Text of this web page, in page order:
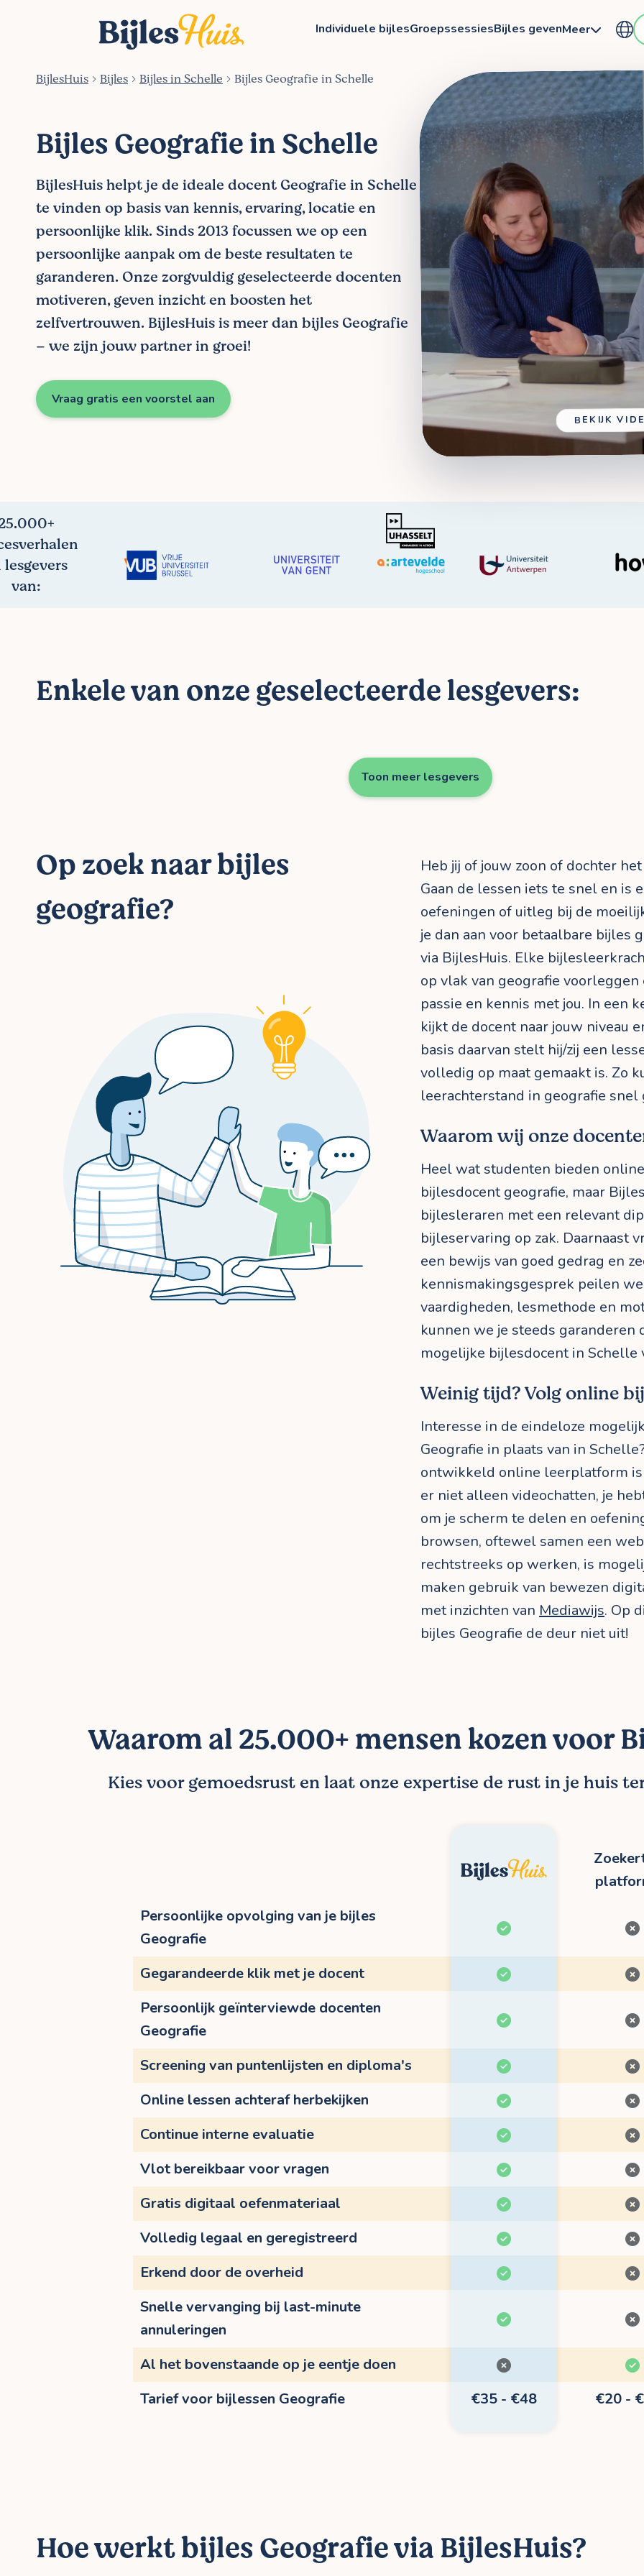
Individuele bijlesGroepssessiesBijles gevenMeer
BijlesHuis Bijles Bijles in Schelle Bijles Geografie in Schelle
Bijles Geografie in Schelle
BijlesHuis helpt je de ideale docent Geografie in Schelle
te vinden op basis van kennis, ervaring, locatie en
persoonlijke klik. Sinds 2013 focussen we op een
persoonlijke aanpak om de beste resultaten te
garanderen. Onze zorgvuldig geselecteerde docenten
motiveren, geven inzicht en boosten het
zelfvertrouwen. BijlesHuis is meer dan bijles Geografie
– we zijn jouw partner in groei!
Vraag gratis een voorstel aan
BEKIJK
lesgevers
van:
Enkele van onze geselecteerde lesgevers:
Toon meer lesgevers
Op zoek naar bijles
geografie?
Heb jij of jouw zoon of dochter
Gaan de lessen iets te snel en is
oefeningen of uitleg bij de
je dan aan voor betaalbare bijles
via BijlesHuis. Elke
op vlak van geografie
passie en kennis met jou. In een
kijkt de docent naar jouw niveau
basis daarvan stelt hij/zij een
volledig op maat gemaakt is. Zo
leerachterstand in geografie snel
Waarom wij onze
Heel wat studenten bieden
bijlesdocent geografie, maar
bijlesleraren met een relevant
bijleservaring op zak. Daarnaast
een bewijs van goed gedrag en
kennismakingsgesprek peilen
vaardigheden, lesmethode en
kunnen we je steeds garanderen
mogelijke bijlesdocent in Schelle
Weinig tijd? Volg online
Interesse in de eindeloze
Geografie in plaats van in
ontwikkeld online leerplatform
er niet alleen videochatten, je
om je scherm te delen en
browsen, oftewel samen een
rechtstreeks op werken, is
maken gebruik van bewezen
met inzichten van Mediawijs. Op
bijles Geografie de deur niet uit!
Waarom al 25.000+ mensen kozen voor
Kies voor gemoedsrust en laat onze expertise de rust in je huis
Persoonlijke opvolging van je bijles
Geografie
Gegarandeerde klik met je docent
Persoonlijk geïnterviewde docenten
Geografie
Screening van puntenlijsten en diploma's
Online lessen achteraf herbekijken
Continue interne evaluatie
Vlot bereikbaar voor vragen
Gratis digitaal oefenmateriaal
Volledig legaal en geregistreerd
Erkend door de overheid
Snelle vervanging bij last-minute
annuleringen
Al het bovenstaande op je eentje doen
Tarief voor bijlessen Geografie
€35 - €48 €20 -
Hoe werkt bijles Geografie via BijlesHuis?